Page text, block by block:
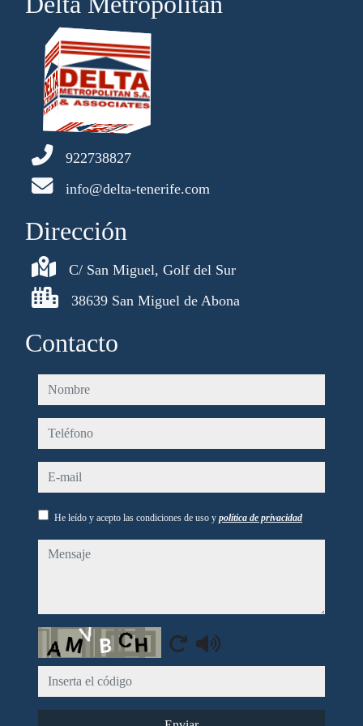
922738827
info@delta-tenerife.com
Dirección
C/ San Miguel, Golf del Sur
38639 San Miguel de Abona
Contacto
nombre
teléfono
e-mail
He leído y acepto las condiciones de uso y política de privacidad
mensaje
Captcha